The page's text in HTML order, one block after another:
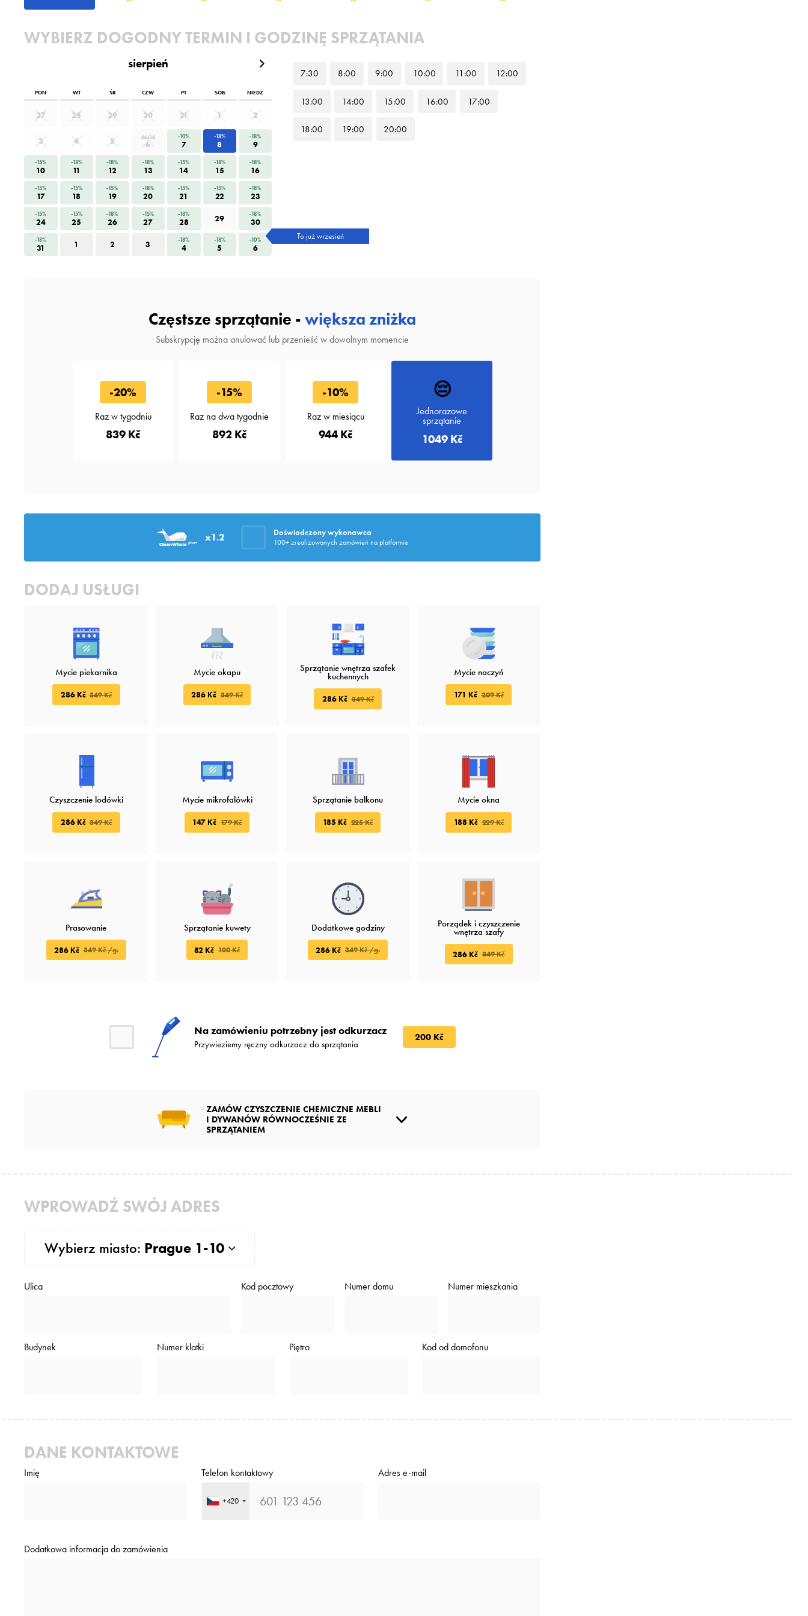
WYBIERZ DOGODNY TERMIN I GODZINĘ SPRZĄTANIA
sierpień
PON WT ŚR CZW PT SOB NIEDZ
27 28 29 30 31 1 2
3 4 5 dzisiaj
6
-10%
7
-18%
8
-18%
9
-15%
10
-18%
11
-18%
12
-18%
13
-15%
14
-18%
15
-18%
16
-15%
17
-15%
18
-15%
19
-18%
20
-15%
21
-15%
22
-18%
23
-15%
24
-15%
25
-18%
26
-15%
27
-18%
28 29 -18%
30
-18%
31 1 2 3 -18%
4
-18%
5
-10%
6
To już wrzesień
7:30 8:00 9:00 10:00 11 :00 12:00
13:00 14:00 15:00 16:00 17:00
18:00 19:00 20:00
Częstsze sprzątanie -większa zniżka
Subskrypcję można anulować lub przenieść w dowolnym momencie
-20%
Raz w tygodniu
839 Kč
-15%
Raz na dwa tygodnie
892 Kč
-10%
Raz w miesiącu
944 Kč
😔
Jednorazowe
sprzątanie
1049 Kč
x1.2 Doświadczony wykonawca
100+ zrealizowanych zamówień na platformie
DODAJ USŁUGI
Mycie piekarnika
286 Kč 349 Kč
Mycie okapu
286 Kč 349 Kč
Sprzątanie wnętrza szafek
kuchennych
286 Kč 349 Kč
Mycie naczyń
171 Kč 209 Kč
Czyszczenie lodówki
286 Kč 349 Kč
Mycie mikrofalówki
147 Kč 179 Kč
Sprzątanie balkonu
185 Kč 225 Kč
Mycie okna
188 Kč 229 Kč
Prasowanie
286 Kč 349 Kč /g.
Sprzątanie kuwety
82 Kč 100 Kč
Dodatkowe godziny
286 Kč 349 Kč /g.
Porządek i czyszczenie
wnętrza szafy
286 Kč 349 Kč
Na zamówieniu potrzebny jest odkurzacz
Przywieziemy ręczny odkurzacz do sprzątania
200 Kč
ZAMÓW CZYSZCZENIE CHEMICZNE MEBLI
I DYWANÓW RÓWNOCZEŚNIE ZE
SPRZĄTANIEM
WPROWADŹ SWÓJ ADRES
Wybierz miasto: Prague 1-10
Ulica Kod pocztowy Numer domu Numer mieszkania
Budynek Numer klatki Piętro Kod od domofonu
DANE KONTAKTOWE
Imię Telefon kontaktowy
+420
Adres e-mail
Dodatkowa informacja do zamówienia